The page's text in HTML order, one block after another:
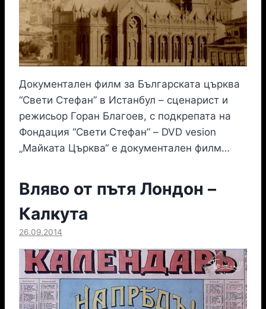
Документален филм за Българската църква
“Свети Стефан” в Истанбул – сценарист и
режисьор Горан Благоев, с подкрепата на
Фондация “Свети Стефан” – DVD vesion
„Майката Църква“ е документален филм…
Вляво от пътя Лондон –
Калкута
26.09.2014